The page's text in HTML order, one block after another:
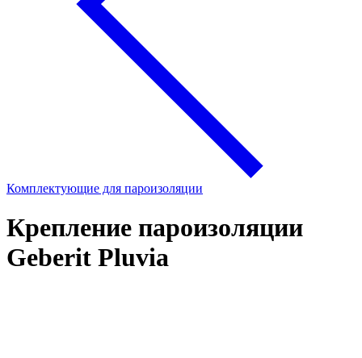
Комплектующие для пароизоляции
Крепление пароизоляции
Geberit Pluvia